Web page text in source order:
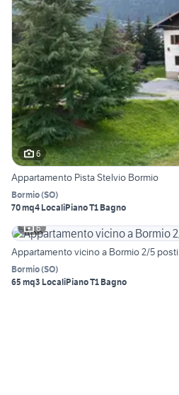
6
Appartamento Pista Stelvio Bormio
Bormio(SO)
70 mq4 LocaliPiano T1 Bagno
6
Appartamento vicino a Bormio 2/5 posti
Bormio(SO)
65 mq3 LocaliPiano T1 Bagno